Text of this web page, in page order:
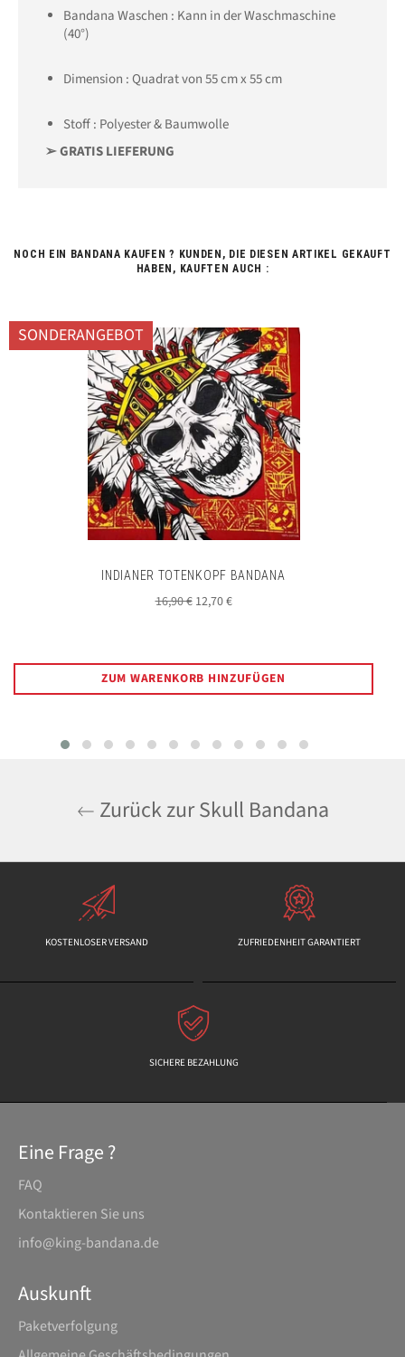
Bandana Waschen : Kann in der Waschmaschine
(40°)
Dimension : Quadrat von 55 cm x 55 cm
Stoff : Polyester & Baumwolle
➢ GRATIS LIEFERUNG
NOCH EIN BANDANA KAUFEN ? KUNDEN, DIE DIESEN ARTIKEL GEKAUFT
HABEN, KAUFTEN AUCH :
INDIANER TOTENKOPF BANDANA
Normaler
16,90 € Sonderpreis
12,70 €
SONDERANGEBOT
ZUM WARENKORB HINZUFÜGEN
Zurück zur Skull Bandana
KOSTENLOSER VERSAND ZUFRIEDENHEIT GARANTIERT
SICHERE BEZAHLUNG
Eine Frage ?
FAQ
Kontaktieren Sie uns
info@king-bandana.de
Auskunft
Paketverfolgung